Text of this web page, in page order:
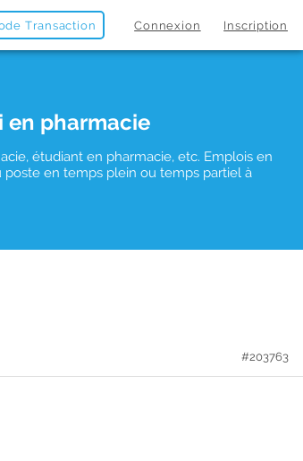
Transaction Connexion Inscription
en pharmacie
étudiant en pharmacie, etc. Emplois en
poste en temps plein ou temps partiel à
#203763